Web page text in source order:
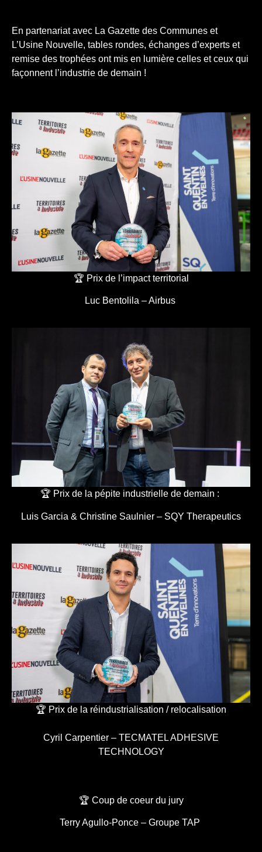
En partenariat avec La Gazette des Communes et
L’Usine Nouvelle, tables rondes, échanges d’experts et
remise des trophées ont mis en lumière celles et ceux qui
façonnent l’industrie de demain !
🏆 Prix de l’impact territorial
Luc Bentolila – Airbus
🏆 Prix de la pépite industrielle de demain :
Luis Garcia & Christine Saulnier – SQY Therapeutics
🏆 Prix de la réindustrialisation / relocalisation
Cyril Carpentier – TECMATEL ADHESIVE
TECHNOLOGY
🏆 Coup de coeur du jury
Terry Agullo-Ponce – Groupe TAP